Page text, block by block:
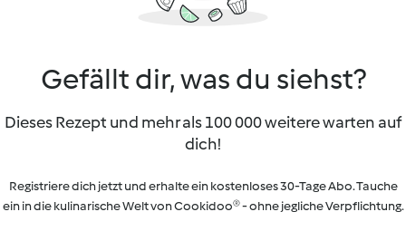
Gefällt dir, was du siehst?
Dieses Rezept und mehr als 100 000 weitere warten auf
dich!
Registriere dich jetzt und erhalte ein kostenloses 30-Tage Abo. Tauche
ein in die kulinarische Welt von Cookidoo® - ohne jegliche Verpflichtung.